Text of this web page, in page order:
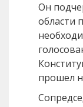
Он
области
прошел